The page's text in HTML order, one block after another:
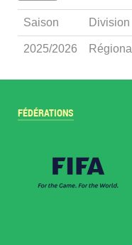
Saison Division
2025/2026
FÉDÉRATIONS